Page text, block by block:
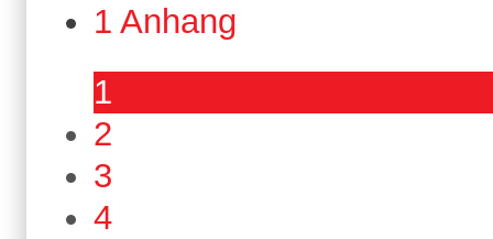
1 Anhang
1
2
3
4